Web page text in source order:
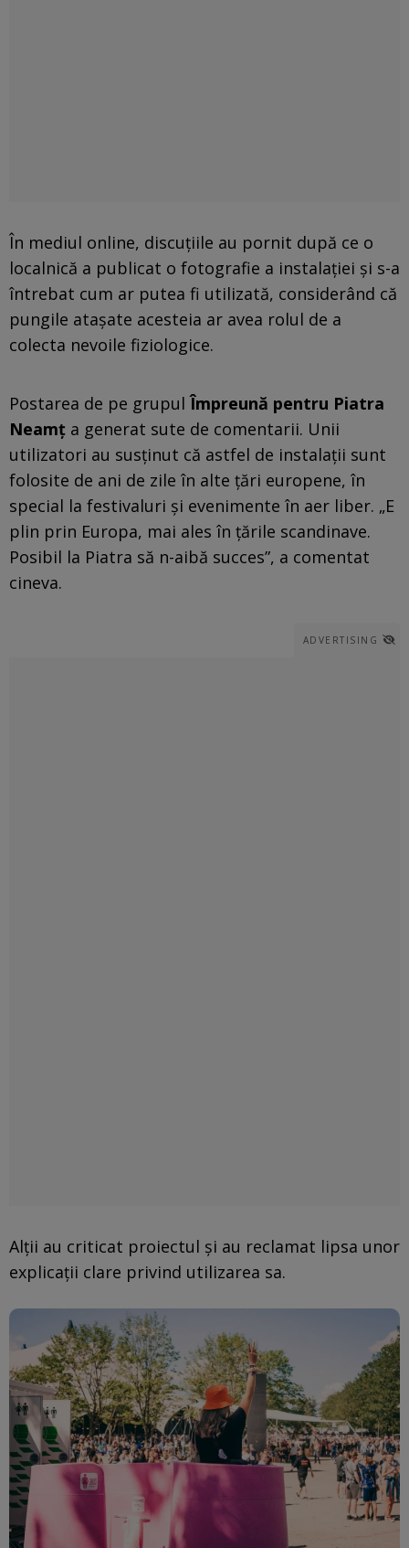
În mediul online, discuțiile au pornit după ce o
localnică a publicat o fotografie a instalației și s-a
întrebat cum ar putea fi utilizată, considerând că
pungile atașate acesteia ar avea rolul de a
colecta nevoile fiziologice.
Postarea de pe grupulÎmpreună pentru Piatra
Neamț a generat sute de comentarii. Unii
utilizatori au susținut că astfel de instalații sunt
folosite de ani de zile în alte țări europene, în
special la festivaluri și evenimente în aer liber. „E
plin prin Europa, mai ales în țările scandinave.
Posibil la Piatra să n-aibă succes”, a comentat
cineva.
ADVERTISING
Alții au criticat proiectul și au reclamat lipsa unor
explicații clare privind utilizarea sa.